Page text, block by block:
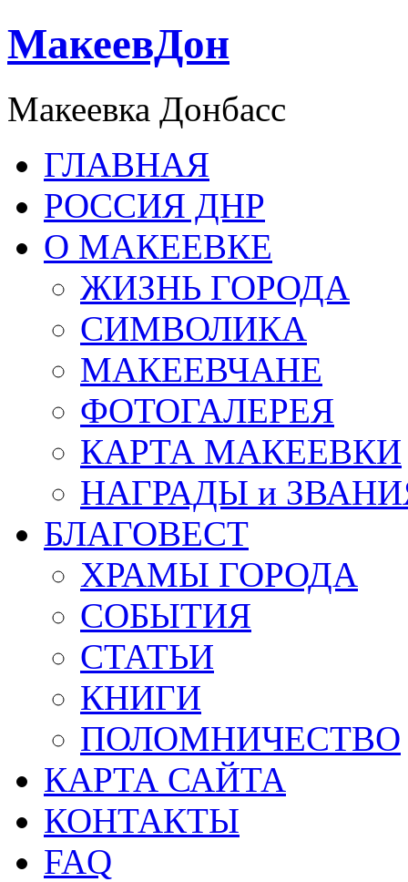
МакеевДон
Макеевка Донбасс
ГЛАВНАЯ
РОССИЯ ДНР
О МАКЕЕВКЕ
ЖИЗНЬ ГОРОДА
СИМВОЛИКА
МАКЕЕВЧАНЕ
ФОТОГАЛЕРЕЯ
КАРТА МАКЕЕВКИ
НАГРАДЫ и
БЛАГОВЕСТ
ХРАМЫ ГОРОДА
СОБЫТИЯ
СТАТЬИ
КНИГИ
ПОЛОМНИЧЕСТВО
КАРТА САЙТА
КОНТАКТЫ
FAQ